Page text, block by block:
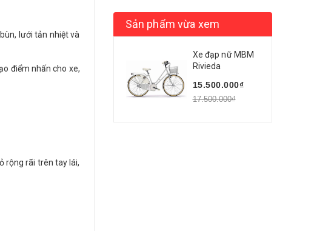
lưới tản nhiệt và
điểm nhấn cho xe,
rộng rãi trên tay lái,
Sản phẩm vừa xem
Xe đạp nữ MBM
Rivieda
15.500.000₫
17.500.000₫